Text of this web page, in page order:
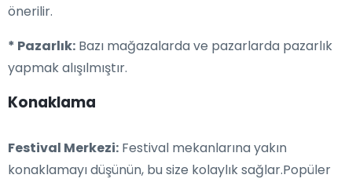
önerilir.
* Pazarlık: Bazı mağazalarda ve pazarlarda pazarlık
yapmak alışılmıştır.
Konaklama
Festival Merkezi: Festival mekanlarına yakın
konaklamayı düşünün, bu size kolaylık sağlar.Popüler